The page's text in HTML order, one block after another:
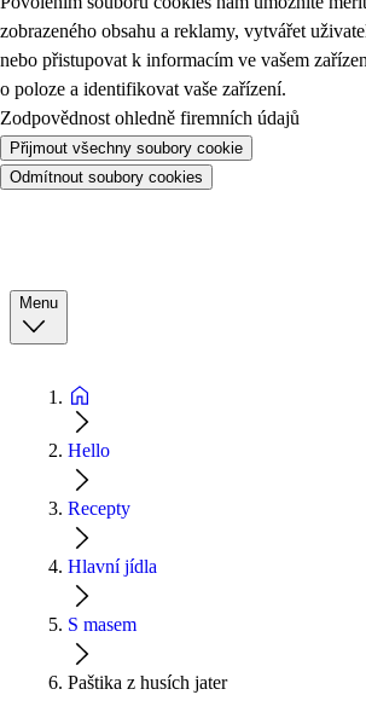
zobrazeného obsahu a reklamy, vytvářet
nebo přistupovat k informacím ve vašem
o poloze a identifikovat vaše zařízení.
Zodpovědnost ohledně firemních údajů
Přijmout všechny soubory cookie
Odmítnout soubory cookies
Menu
Hello
Recepty
Hlavní jídla
S masem
Paštika z husích jater